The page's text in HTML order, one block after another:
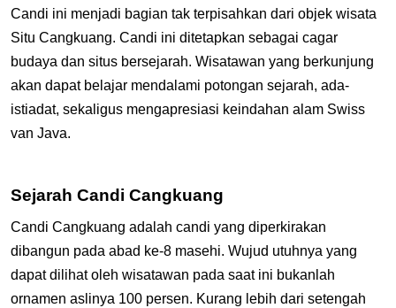
Candi ini menjadi bagian tak terpisahkan dari objek wisata
Situ Cangkuang. Candi ini ditetapkan sebagai cagar
budaya dan situs bersejarah. Wisatawan yang berkunjung
akan dapat belajar mendalami potongan sejarah, ada-
istiadat, sekaligus mengapresiasi keindahan alam Swiss
van Java.
Sejarah Candi Cangkuang
Candi Cangkuang adalah candi yang diperkirakan
dibangun pada abad ke-8 masehi. Wujud utuhnya yang
dapat dilihat oleh wisatawan pada saat ini bukanlah
ornamen aslinya 100 persen. Kurang lebih dari setengah